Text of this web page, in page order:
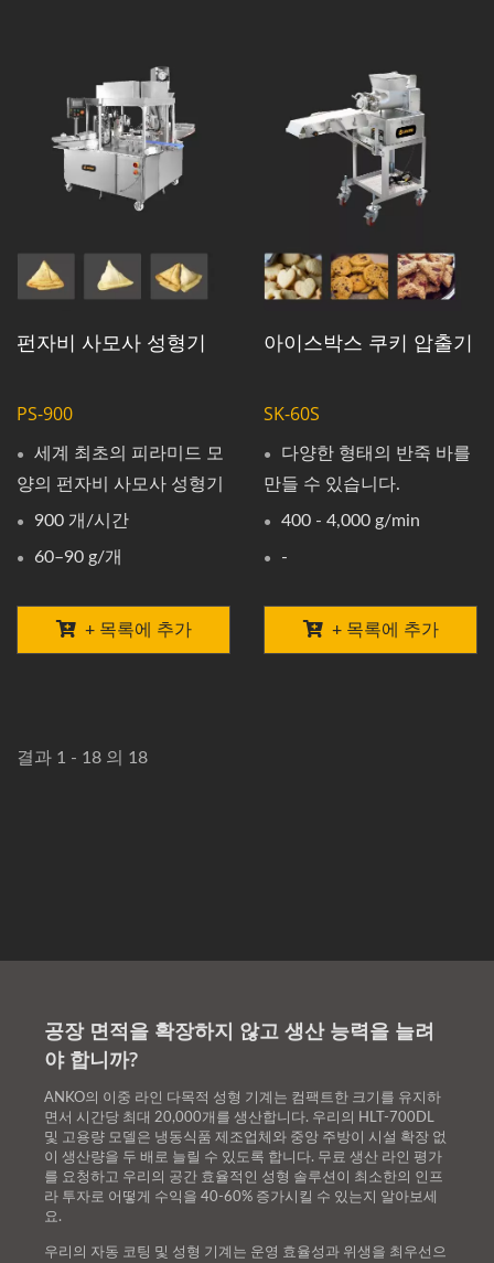
펀자비 사모사 성형기
PS-900
세계 최초의 피라미드 모
양의 펀자비 사모사 성형기
900 개/시간
60–90 g/개
+ 목록에 추가
아이스박스 쿠키 압출기
SK-60S
다양한 형태의 반죽 바를
만들 수 있습니다.
400 - 4,000 g/min
-
+ 목록에 추가
결과 1 - 18 의 18
공장 면적을 확장하지 않고 생산 능력을 늘려
야 합니까?
ANKO의 이중 라인 다목적 성형 기계는 컴팩트한 크기를 유지하
면서 시간당 최대 20,000개를 생산합니다. 우리의 HLT-700DL
및 고용량 모델은 냉동식품 제조업체와 중앙 주방이 시설 확장 없
이 생산량을 두 배로 늘릴 수 있도록 합니다. 무료 생산 라인 평가
를 요청하고 우리의 공간 효율적인 성형 솔루션이 최소한의 인프
라 투자로 어떻게 수익을 40-60% 증가시킬 수 있는지 알아보세
요.
우리의 자동 코팅 및 성형 기계는 운영 효율성과 위생을 최우선으